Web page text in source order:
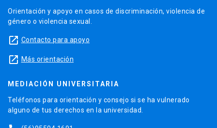
Orientación y apoyo en casos de discriminación, violencia de
género o violencia sexual.
launch Contacto para apoyo
launch Más orientación
MEDIACIÓN UNIVERSITARIA
Teléfonos para orientación y consejo si se ha vulnerado
alguno de tus derechos en la universidad.